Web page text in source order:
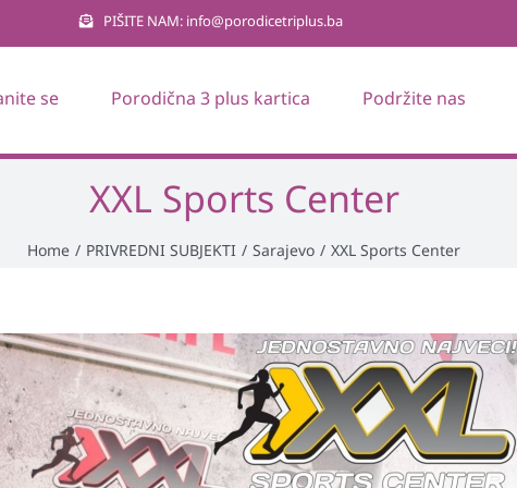
PIŠITE NAM: info@porodicetriplus.ba
se Porodična 3 plus kartica Podržite nas
XXL Sports Center
Home / PRIVREDNI SUBJEKTI / Sarajevo / XXL Sports Center